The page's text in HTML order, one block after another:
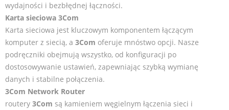
wydajności i bezbłędnej łączności.
Karta sieciowa 3Com
Karta sieciowa jest kluczowym komponentem łączącym
komputer z siecią, a 3Com oferuje mnóstwo opcji. Nasze
podręczniki obejmują wszystko, od konfiguracji po
dostosowywanie ustawień, zapewniając szybką wymianę
danych i stabilne połączenia.
3Com Network Router
routery 3Com są kamieniem węgielnym łączenia sieci i